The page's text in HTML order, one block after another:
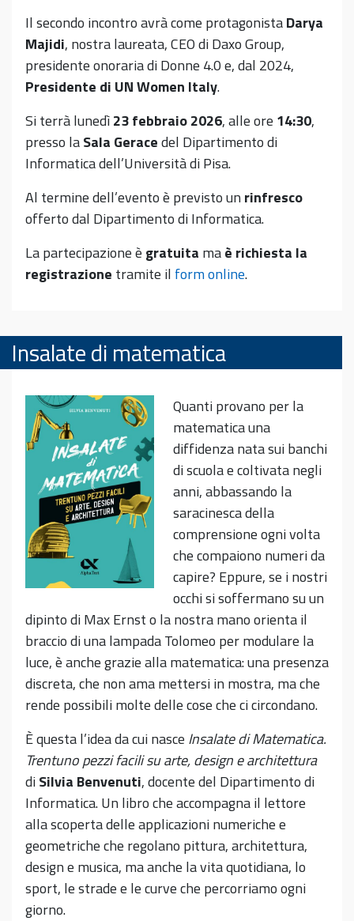
Il secondo incontro avrà come protagonistaDarya
Majidi, nostra laureata, CEO di Daxo Group,
presidente onoraria di Donne 4.0 e, dal 2024,
Presidente di UN Women Italy.
Si terrà lunedì23 febbraio 2026, alle ore 14:30,
presso laSala Geracedel Dipartimento di
Informatica dell’Università di Pisa.
Al termine dell’evento è previsto un rinfresco
offerto dal Dipartimento di Informatica.
La partecipazione è gratuita maè richiesta la
registrazione tramite il form online.
Insalate di matematica
Quanti provano per la
matematica una
diffidenza nata sui banchi
di scuola e coltivata negli
anni, abbassando la
saracinesca della
comprensione ogni volta
che compaiono numeri da
capire? Eppure, se i nostri
occhi si soffermano su un
dipinto di Max Ernst o la nostra mano orienta il
braccio di una lampada Tolomeo per modulare la
luce, è anche grazie alla matematica: una presenza
discreta, che non ama mettersi in mostra, ma che
rende possibili molte delle cose che ci circondano.
È questa l’idea da cui nasce Insalate di Matematica.
Trentuno pezzi facili su arte, design e architettura
diSilvia Benvenuti, docente del Dipartimento di
Informatica. Un libro che accompagna il lettore
alla scoperta delle applicazioni numeriche e
geometriche che regolano pittura, architettura,
design e musica, ma anche la vita quotidiana, lo
sport, le strade e le curve che percorriamo ogni
giorno.